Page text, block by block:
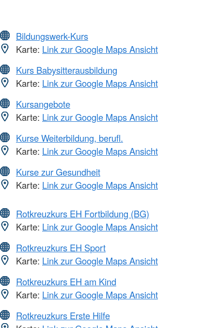
Bildungswerk-Kurs
Karte: Link zur Google Maps Ansicht
Kurs Babysitterausbildung
Karte: Link zur Google Maps Ansicht
Kursangebote
Karte: Link zur Google Maps Ansicht
Kurse Weiterbildung, berufl.
Karte: Link zur Google Maps Ansicht
Kurse zur Gesundheit
Karte: Link zur Google Maps Ansicht
Rotkreuzkurs EH Fortbildung (BG)
Karte: Link zur Google Maps Ansicht
Rotkreuzkurs EH Sport
Karte: Link zur Google Maps Ansicht
Rotkreuzkurs EH am Kind
Karte: Link zur Google Maps Ansicht
Rotkreuzkurs Erste Hilfe